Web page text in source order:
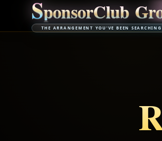
SponsorClub Gr
THE ARRANGEMENT YOU'VE BEEN SEARCHING